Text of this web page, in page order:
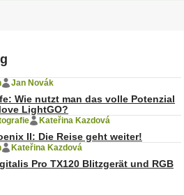
Jan Novák
Wie nutzt man das volle Potenzial
LightGO?
Kateřina Kazdová
II: Die Reise geht weiter!
Kateřina Kazdová
Pro TX120 Blitzgerät und RGB